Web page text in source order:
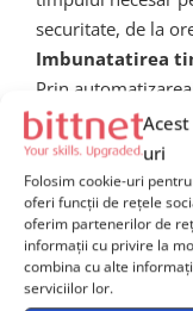
uri
Folosim cookie-uri
oferi funcții de rețele
oferim partenerilor de
informații cu privire la
combina cu alte
serviciilor lor.
securitate, de la
Imbunatatirea
Prin
furnizarea de
decizii mai rapide
volumului de
de corelare ale
a alertelor,
pozitive cu care
capabilitatilor